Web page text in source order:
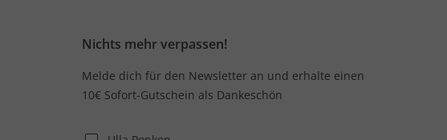
Nichts mehr verpassen!
Melde dich für den Newsletter an und erhalte einen
10€ Sofort-Gutschein als Dankeschön